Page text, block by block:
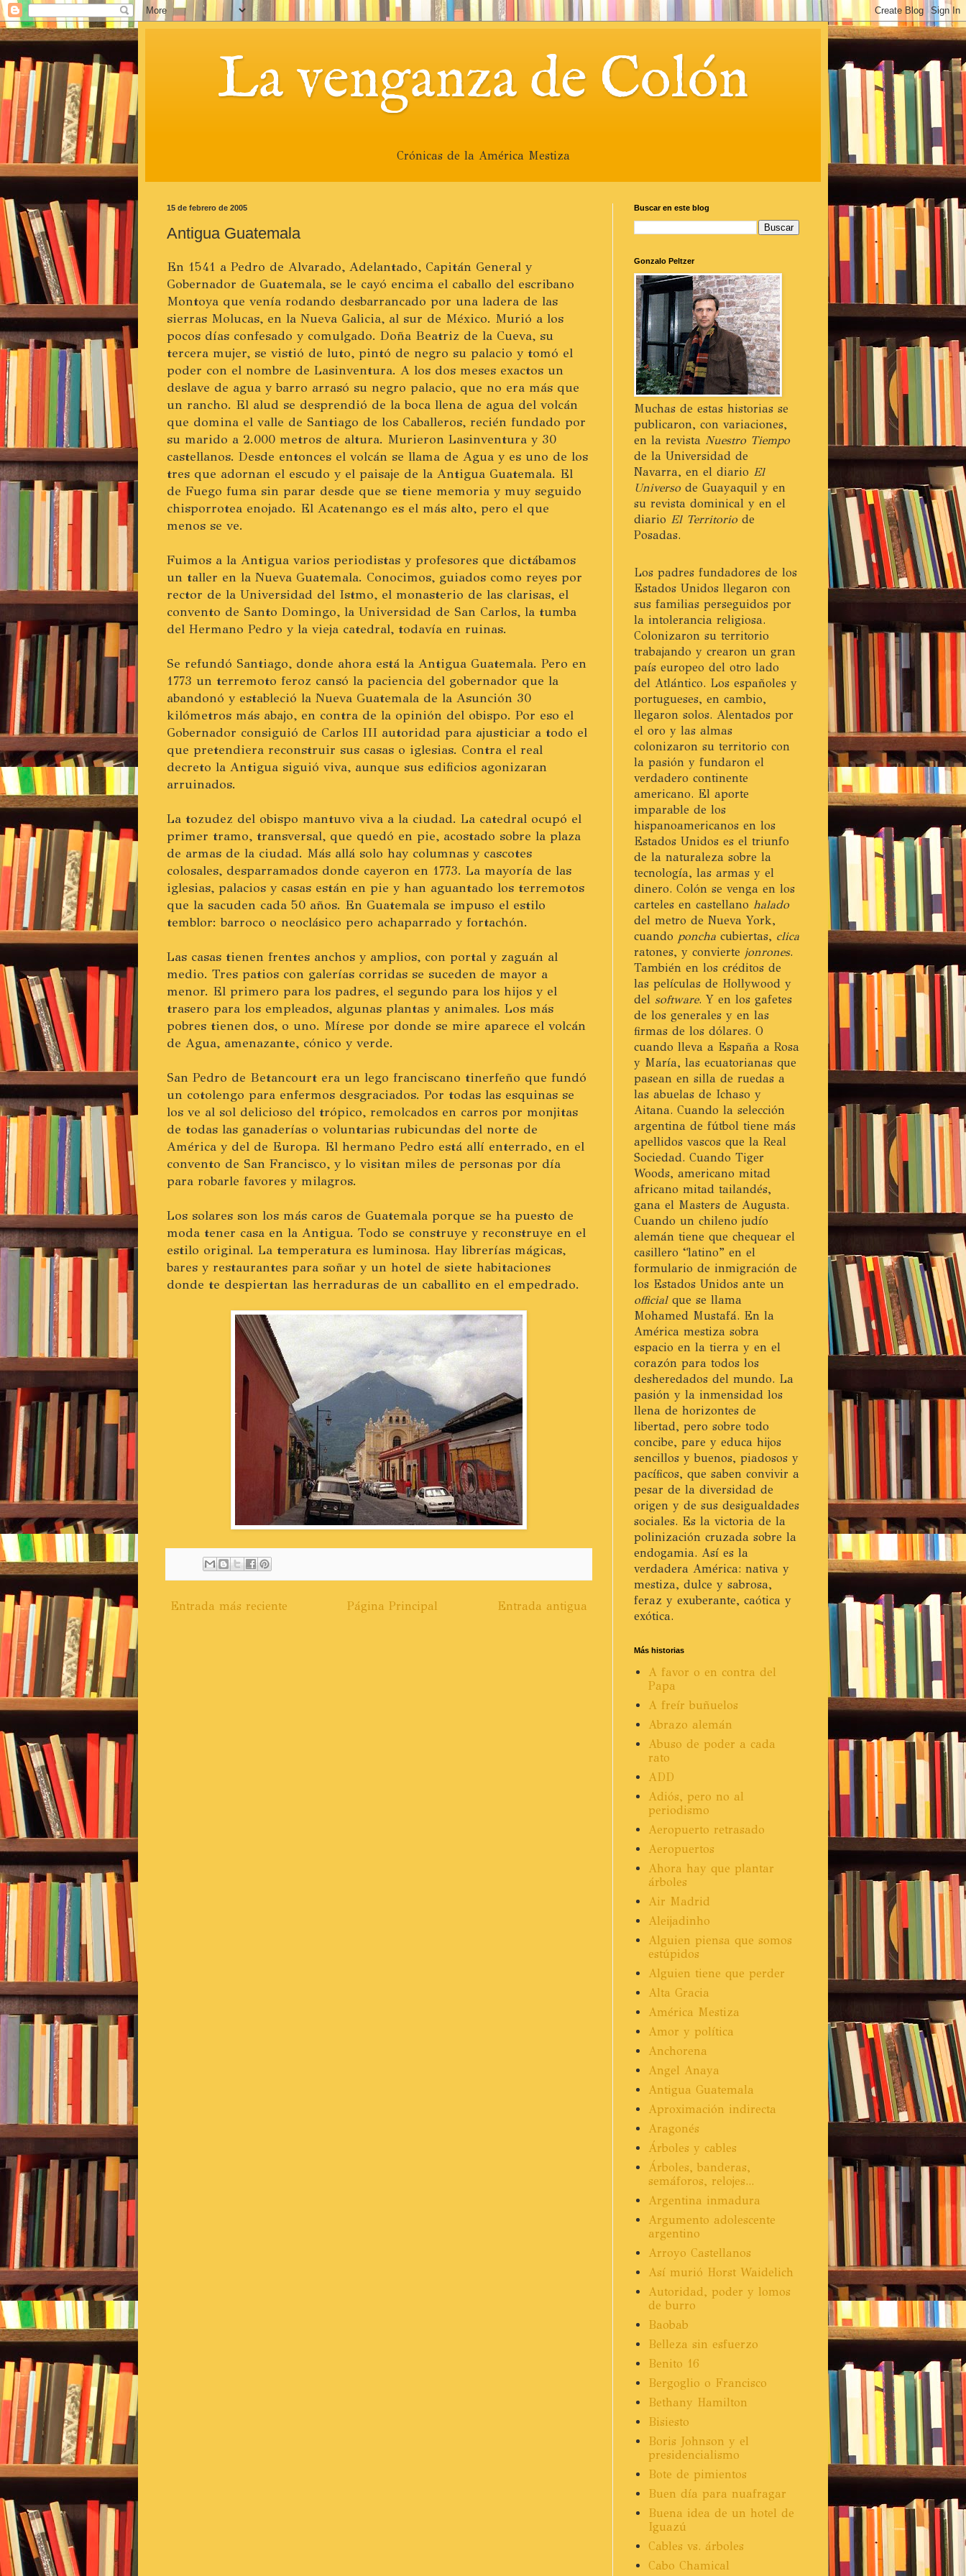
La venganza de Colón
Crónicas de la América Mestiza
15 de febrero de 2005
Antigua Guatemala
En 1541 a Pedro de Alvarado, Adelantado, Capitán General y
Gobernador de Guatemala, se le cayó encima el caballo del escribano
Montoya que venía rodando desbarrancado por una ladera de las
sierras Molucas, en la Nueva Galicia, al sur de México. Murió a los
pocos días confesado y comulgado. Doña Beatriz de la Cueva, su
tercera mujer, se vistió de luto, pintó de negro su palacio y tomó el
poder con el nombre de Lasinventura. A los dos meses exactos un
deslave de agua y barro arrasó su negro palacio, que no era más que
un rancho. El alud se desprendió de la boca llena de agua del volcán
que domina el valle de Santiago de los Caballeros, recién fundado por
su marido a 2.000 metros de altura. Murieron Lasinventura y 30
castellanos. Desde entonces el volcán se llama de Agua y es uno de los
tres que adornan el escudo y el paisaje de la Antigua Guatemala. El
de Fuego fuma sin parar desde que se tiene memoria y muy seguido
chisporrotea enojado. El Acatenango es el más alto, pero el que
menos se ve.
Fuimos a la Antigua varios periodistas y profesores que dictábamos
un taller en la Nueva Guatemala. Conocimos, guiados como reyes por
rector de la Universidad del Istmo, el monasterio de las clarisas, el
convento de Santo Domingo, la Universidad de San Carlos, la tumba
del Hermano Pedro y la vieja catedral, todavía en ruinas.
Se refundó Santiago, donde ahora está la Antigua Guatemala. Pero en
1773 un terremoto feroz cansó la paciencia del gobernador que la
abandonó y estableció la Nueva Guatemala de la Asunción 30
kilómetros más abajo, en contra de la opinión del obispo. Por eso el
Gobernador consiguió de Carlos III autoridad para ajusticiar a todo el
que pretendiera reconstruir sus casas o iglesias. Contra el real
decreto la Antigua siguió viva, aunque sus edificios agonizaran
arruinados.
La tozudez del obispo mantuvo viva a la ciudad. La catedral ocupó el
primer tramo, transversal, que quedó en pie, acostado sobre la plaza
de armas de la ciudad. Más allá solo hay columnas y cascotes
colosales, desparramados donde cayeron en 1773. La mayoría de las
iglesias, palacios y casas están en pie y han aguantado los terremotos
que la sacuden cada 50 años. En Guatemala se impuso el estilo
temblor: barroco o neoclásico pero achaparrado y fortachón.
Las casas tienen frentes anchos y amplios, con portal y zaguán al
medio. Tres patios con galerías corridas se suceden de mayor a
menor. El primero para los padres, el segundo para los hijos y el
trasero para los empleados, algunas plantas y animales. Los más
pobres tienen dos, o uno. Mírese por donde se mire aparece el volcán
de Agua, amenazante, cónico y verde.
San Pedro de Betancourt era un lego franciscano tinerfeño que fundó
un cotolengo para enfermos desgraciados. Por todas las esquinas se
los ve al sol delicioso del trópico, remolcados en carros por monjitas
de todas las ganaderías o voluntarias rubicundas del norte de
América y del de Europa. El hermano Pedro está allí enterrado, en el
convento de San Francisco, y lo visitan miles de personas por día
para robarle favores y milagros.
Los solares son los más caros de Guatemala porque se ha puesto de
moda tener casa en la Antigua. Todo se construye y reconstruye en el
estilo original. La temperatura es luminosa. Hay librerías mágicas,
bares y restaurantes para soñar y un hotel de siete habitaciones
donde te despiertan las herraduras de un caballito en el empedrado.
Entrada más reciente Entrada antigua
Página Principal
Buscar en este blog
Gonzalo Peltzer
Muchas de estas historias se
publicaron, con variaciones,
en la revista Nuestro Tiempo
de la Universidad de
Navarra, en el diario El
Universode Guayaquil y en
su revista dominical y en el
diario El Territoriode
Posadas.
Los padres fundadores de los
Estados Unidos llegaron con
sus familias perseguidos por
la intolerancia religiosa.
Colonizaron su territorio
trabajando y crearon un gran
país europeo del otro lado
del Atlántico. Los españoles y
portugueses, en cambio,
llegaron solos. Alentados por
el oro y las almas
colonizaron su territorio con
la pasión y fundaron el
verdadero continente
americano. El aporte
imparable de los
hispanoamericanos en los
Estados Unidos es el triunfo
de la naturaleza sobre la
tecnología, las armas y el
dinero. Colón se venga en los
carteles en castellano halado
del metro de Nueva York,
cuando poncha cubiertas, clica
ratones, y convierte jonrones.
También en los créditos de
las películas de Hollywood y
del software. Y en los gafetes
de los generales y en las
firmas de los dólares. O
cuando lleva a España a Rosa
y María, las ecuatorianas que
pasean en silla de ruedas a
las abuelas de Ichaso y
Aitana. Cuando la selección
argentina de fútbol tiene más
apellidos vascos que la Real
Sociedad. Cuando Tiger
Woods, americano mitad
africano mitad tailandés,
gana el Masters de Augusta.
Cuando un chileno judío
alemán tiene que chequear el
casillero “latino” en el
formulario de inmigración de
los Estados Unidos ante un
officialque se llama
Mohamed Mustafá. En la
América mestiza sobra
espacio en la tierra y en el
corazón para todos los
desheredados del mundo. La
pasión y la inmensidad los
llena de horizontes de
libertad, pero sobre todo
concibe, pare y educa hijos
sencillos y buenos, piadosos y
pacíficos, que saben convivir a
pesar de la diversidad de
origen y de sus desigualdades
sociales. Es la victoria de la
polinización cruzada sobre la
endogamia. Así es la
verdadera América: nativa y
mestiza, dulce y sabrosa,
feraz y exuberante, caótica y
exótica.
Más historias
A favor o en contra del
Papa
A freír buñuelos
Abrazo alemán
Abuso de poder a cada
rato
ADD
Adiós, pero no al
periodismo
Aeropuerto retrasado
Aeropuertos
Ahora hay que plantar
árboles
Air Madrid
Aleijadinho
Alguien piensa que somos
estúpidos
Alguien tiene que perder
Alta Gracia
América Mestiza
Amor y política
Anchorena
Angel Anaya
Antigua Guatemala
Aproximación indirecta
Aragonés
Árboles y cables
Árboles, banderas,
semáforos, relojes...
Argentina inmadura
Argumento adolescente
argentino
Arroyo Castellanos
Así murió Horst Waidelich
Autoridad, poder y lomos
de burro
Baobab
Belleza sin esfuerzo
Benito 16
Bergoglio o Francisco
Bethany Hamilton
Bisiesto
Boris Johnson y el
presidencialismo
Bote de pimientos
Buen día para nuafragar
Buena idea de un hotel de
Iguazú
Cables vs. árboles
Cabo Chamical